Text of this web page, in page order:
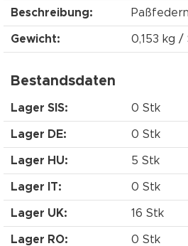
Beschreibung:
Gewicht: 0,153 kg /
Bestandsdaten
Lager SIS: 0 Stk
Lager DE: 0 Stk
Lager HU: 5 Stk
Lager IT: 0 Stk
Lager UK: 16 Stk
Lager RO: 0 Stk